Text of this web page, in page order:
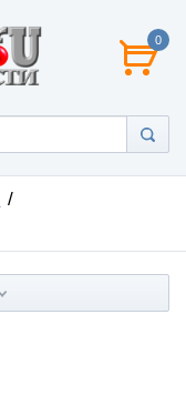
0